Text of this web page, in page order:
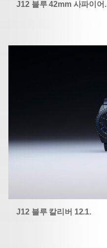
J12 블루 42mm 사파이어.
J12 블루 칼리버 12.1.